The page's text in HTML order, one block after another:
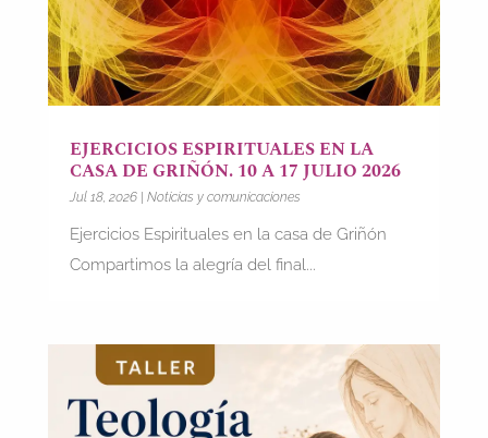
EJERCICIOS ESPIRITUALES EN LA
CASA DE GRIÑÓN. 10 A 17 JULIO 2026
Jul 18, 2026| Noticias y comunicaciones
Ejercicios Espirituales en la casa de Griñón
Compartimos la alegría del final...